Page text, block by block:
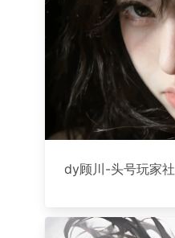
dy顾川-头号玩家社